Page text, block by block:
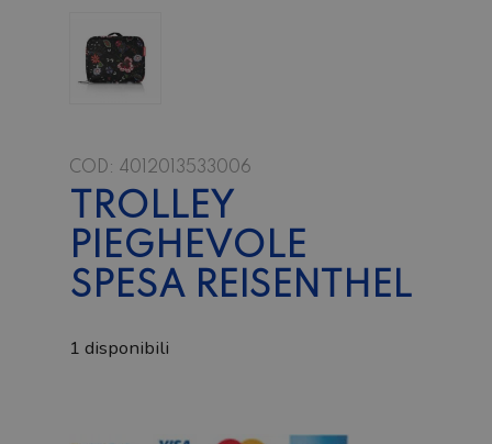
COD: 4012013533006
TROLLEY
PIEGHEVOLE
SPESA REISENTHEL
1 disponibili